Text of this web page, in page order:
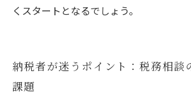
くスタートとなるでしょう。
納税者が迷うポイント：税務相談
課題